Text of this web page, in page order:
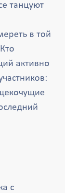
танцуют
в той
активно
с